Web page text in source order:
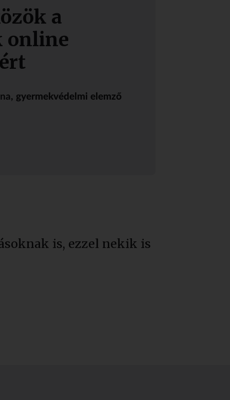
a
online
, gyermekvédelmi elemző
is, ezzel nekik is